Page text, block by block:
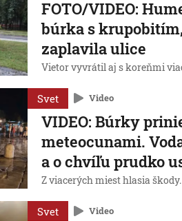
FOTO/VIDEO:
búrka s
zaplavila ulice
Vietor vyvrátil aj s koreňmi
Svet Video
VIDEO: Búrky
meteocunami.
a o chvíľu prudko
Z viacerých miest hlasia škody.
Svet Video